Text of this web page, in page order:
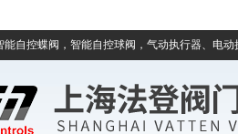
自控蝶阀，智能自控球阀，气动执行器、电